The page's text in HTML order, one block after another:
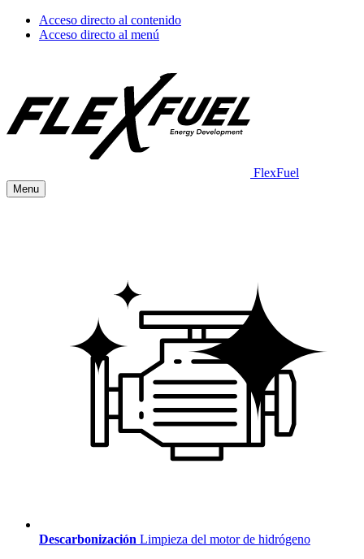
Acceso directo al contenido
Acceso directo al menú
FlexFuel
Menu
Descarbonización Limpieza del motor de hidrógeno